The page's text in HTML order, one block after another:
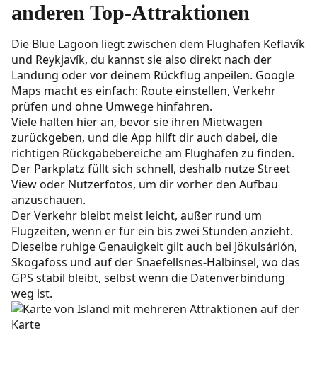
anderen Top-Attraktionen
Die Blue Lagoon liegt zwischen dem Flughafen Keflavík
und Reykjavík, du kannst sie also direkt nach der
Landung oder vor deinem Rückflug anpeilen. Google
Maps macht es einfach: Route einstellen, Verkehr
prüfen und ohne Umwege hinfahren.
Viele halten hier an, bevor sie ihren Mietwagen
zurückgeben, und die App hilft dir auch dabei, die
richtigen Rückgabebereiche am Flughafen zu finden.
Der Parkplatz füllt sich schnell, deshalb nutze Street
View oder Nutzerfotos, um dir vorher den Aufbau
anzuschauen.
Der Verkehr bleibt meist leicht, außer rund um
Flugzeiten, wenn er für ein bis zwei Stunden anzieht.
Dieselbe ruhige Genauigkeit gilt auch bei Jökulsárlón,
Skogafoss und auf der Snaefellsnes-Halbinsel, wo das
GPS stabil bleibt, selbst wenn die Datenverbindung
weg ist.